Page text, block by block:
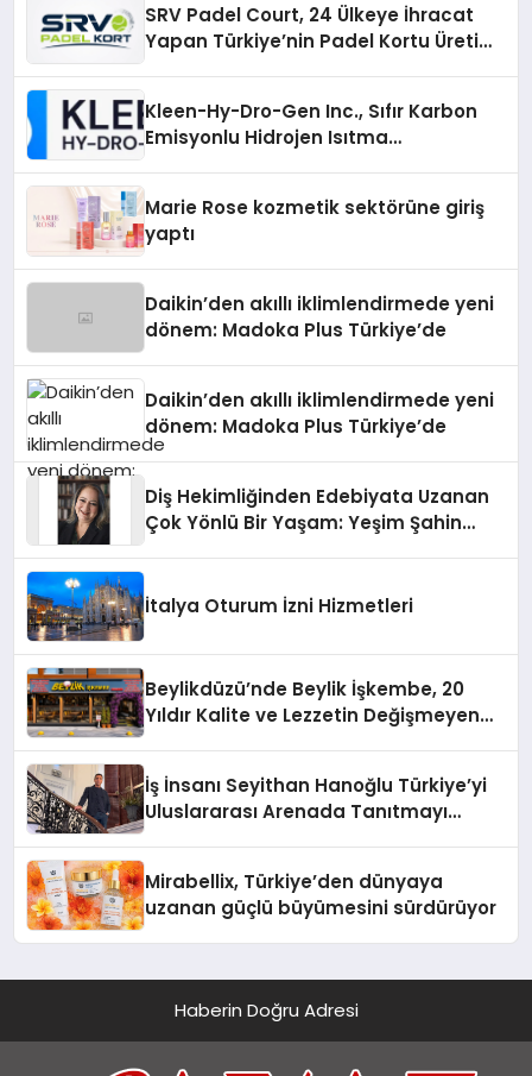
SRV Padel Court, 24 Ülkeye İhracat
Yapan Türkiye’nin Padel Kortu Üretim
Kleen-Hy-Dro-Gen Inc., Sıfır Karbon
Emisyonlu Hidrojen Isıtma
Marie Rose kozmetik sektörüne giriş
yaptı
Daikin’den akıllı iklimlendirmede yeni
dönem: Madoka Plus Türkiye’de
Daikin’den akıllı iklimlendirmede yeni
dönem: Madoka Plus Türkiye’de
Diş Hekimliğinden Edebiyata Uzanan
Çok Yönlü Bir Yaşam: Yeşim Şahin
İtalya Oturum İzni Hizmetleri
Beylikdüzü’nde Beylik İşkembe, 20
Yıldır Kalite ve Lezzetin Değişmeyen
İş İnsanı Seyithan Hanoğlu Türkiye’yi
Uluslararası Arenada Tanıtmayı
Mirabellix, Türkiye’den dünyaya
uzanan güçlü büyümesini sürdürüyor
Haberin Doğru Adresi